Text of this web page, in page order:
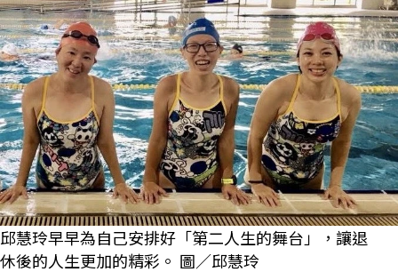
邱慧玲早早為自己安排好「第二人生的舞台」，讓退
休後的人生更加的精彩。 圖／邱慧玲